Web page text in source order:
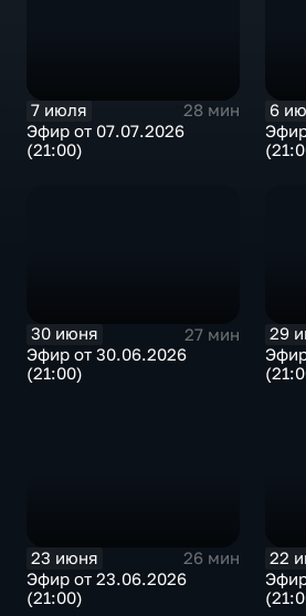
7 июля
28 мин
Эфир от 07.07.2026
(21:00)
6
30 июня
27 мин
Эфир от 30.06.2026
(21:00)
29
23 июня
26 мин
Эфир от 23.06.2026
(21:00)
22